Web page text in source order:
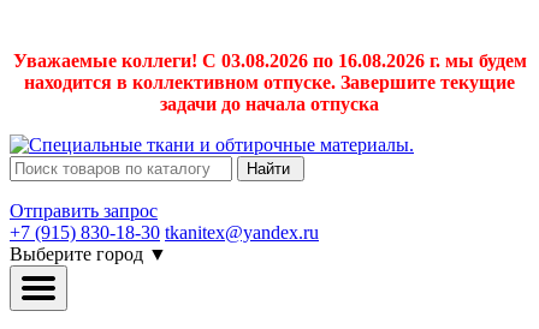
Уважаемые коллеги! С 03.08.2026 по 16.08.2026 г. мы будем
находится в коллективном отпуске. Завершите текущие
задачи до начала отпуска
Найти
Отправить запрос
+7 (915) 830-18-30 tkanitex@yandex.ru
Выберите город ▼